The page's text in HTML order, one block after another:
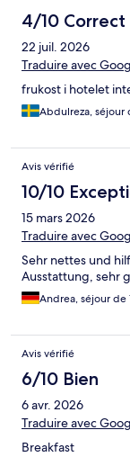
4/10 Correct
22 juil. 2026
Traduire avec
frukost i hotelet
Abdulreza, séjour
Avis vérifié
10/10
15 mars 2026
Traduire avec
Sehr nettes und
Ausstattung, sehr
Andrea, séjour de
Avis vérifié
6/10 Bien
6 avr. 2026
Traduire avec
Breakfast